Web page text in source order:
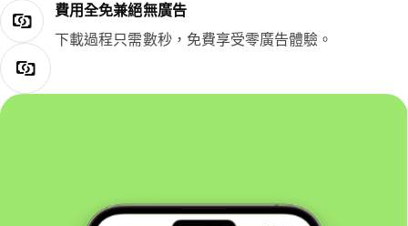
費用全免兼絕無廣告
下載過程只需數秒，免費享受零廣告體驗。